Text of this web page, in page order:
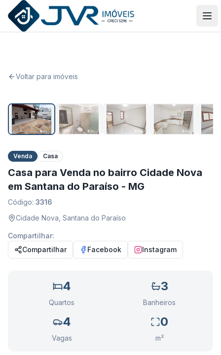
JVR Imóveis
Voltar para imóveis
Venda Casa
Casa para Venda no bairro Cidade Nova
em Santana do Paraíso - MG
Código: 3316
Cidade Nova Santana do Paraíso
Compartilhar:
Compartilhar
Facebook Instagram
4
Quartos
3
Banheiros
4
Vagas
0
m²